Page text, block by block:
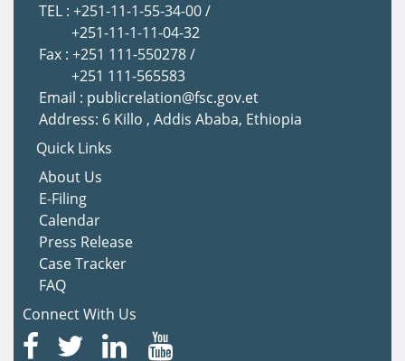
TEL : +251-11-1-55-34-00 /
+251-11-1-11-04-32
Fax : +251 111-550278 /
+251 111-565583
Email : publicrelation@fsc.gov.et
Address: 6 Killo , Addis Ababa, Ethiopia
Quick Links
About Us
E-Filing
Calendar
Press Release
Case Tracker
FAQ
Connect With Us